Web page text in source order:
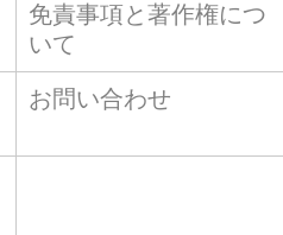
免責事項と著作権につ
いて
お問い合わせ